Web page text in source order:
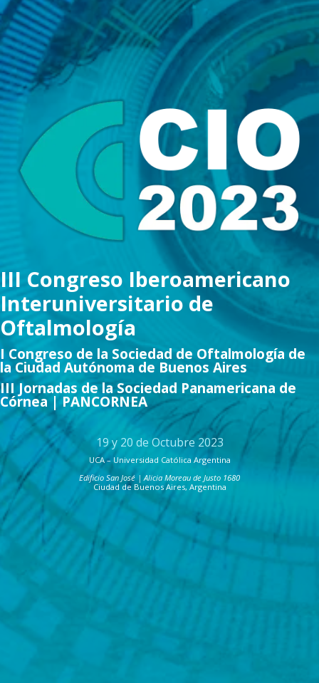
III Congreso Iberoamericano
Interuniversitario de
Oftalmología
I Congreso de la Sociedad de Oftalmología de
la Ciudad Autónoma de Buenos Aires
III Jornadas de la Sociedad Panamericana de
Córnea | PANCORNEA
19 y 20 de Octubre 2023
UCA – Universidad Católica Argentina
Edificio San José | Alicia Moreau de Justo 1680
Ciudad de Buenos Aires, Argentina